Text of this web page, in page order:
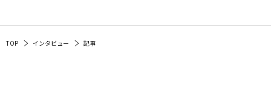
TOP インタビュー 記事